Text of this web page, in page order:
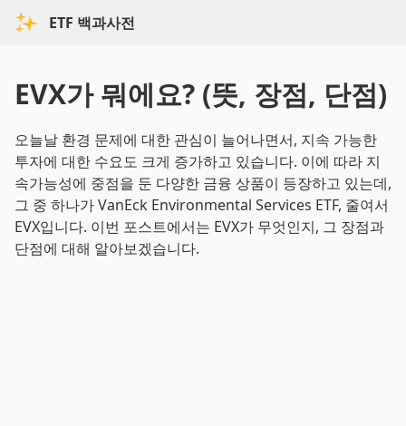
ETF 백과사전
EVX가 뭐에요? (뜻, 장점, 단점)
오늘날 환경 문제에 대한 관심이 늘어나면서, 지속 가능한
투자에 대한 수요도 크게 증가하고 있습니다. 이에 따라 지
속가능성에 중점을 둔 다양한 금융 상품이 등장하고 있는데,
그 중 하나가 VanEck Environmental Services ETF, 줄여서
EVX입니다. 이번 포스트에서는 EVX가 무엇인지, 그 장점과
단점에 대해 알아보겠습니다.